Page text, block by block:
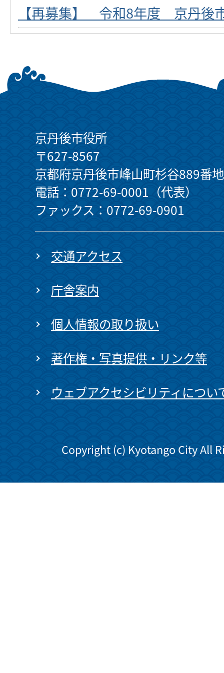
【再募集】 令和8年度 京丹後
京丹後市役所
〒627-8567
京都府京丹後市峰山町杉谷889番地
電話：0772-69-0001（代表）
ファックス：0772-69-0901
交通アクセス
庁舎案内
個人情報の取り扱い
著作権・写真提供・リンク等
ウェブアクセシビリティについ
Copyright (c) Kyotango City All